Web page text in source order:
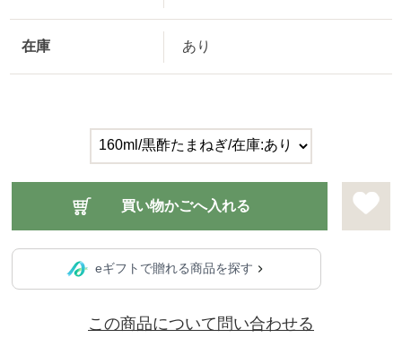
在庫 あり
eギフトで贈れる商品を探す
この商品について問い合わせる